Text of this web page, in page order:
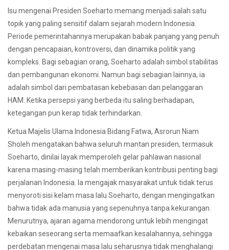
Isu mengenai Presiden Soeharto memang menjadi salah satu
topik yang paling sensitif dalam sejarah modern Indonesia.
Periode pemerintahannya merupakan babak panjang yang penuh
dengan pencapaian, kontroversi, dan dinamika politik yang
kompleks. Bagi sebagian orang, Soeharto adalah simbol stabilitas
dan pembangunan ekonomi. Namun bagi sebagian lainnya, ia
adalah simbol dari pembatasan kebebasan dan pelanggaran
HAM. Ketika persepsi yang berbeda itu saling berhadapan,
ketegangan pun kerap tidak terhindarkan.
Ketua Majelis Ulama Indonesia Bidang Fatwa, Asrorun Niam
Sholeh mengatakan bahwa seluruh mantan presiden, termasuk
Soeharto, dinilai layak memperoleh gelar pahlawan nasional
karena masing-masing telah memberikan kontribusi penting bagi
perjalanan Indonesia. Ia mengajak masyarakat untuk tidak terus
menyoroti sisi kelam masa lalu Soeharto, dengan mengingatkan
bahwa tidak ada manusia yang sepenuhnya tanpa kekurangan.
Menurutnya, ajaran agama mendorong untuk lebih mengingat
kebaikan seseorang serta memaafkan kesalahannya, sehingga
perdebatan mengenai masa lalu seharusnya tidak menghalangi